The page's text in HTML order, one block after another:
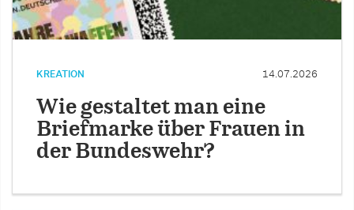
KREATION 14.07.2026
Wie gestaltet man eine
Briefmarke über Frauen in
der Bundeswehr?